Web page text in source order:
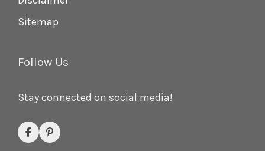
Sitemap
Follow Us
Stay connected on social media!